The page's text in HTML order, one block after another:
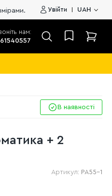
від виробника. 🔥
Увійти UAH
нам:
В наявності
+ 2
Артикул: РА55-1